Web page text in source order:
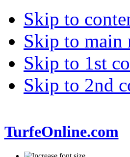
Skip to
Skip to main
Skip to 1st
Skip to 2nd
TurfeOnline.com